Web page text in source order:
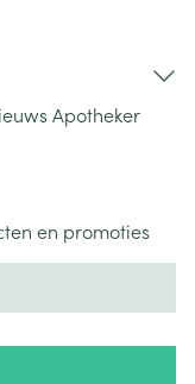
Apotheker
en promoties